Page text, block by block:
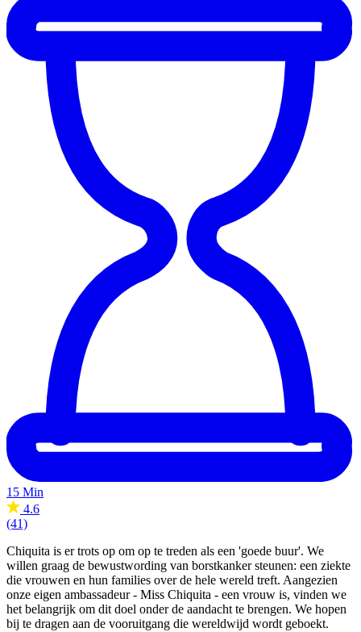
15 Min
4.6
(41)
Chiquita is er trots op om op te treden als een 'goede buur'. We
willen graag de bewustwording van borstkanker steunen: een ziekte
die vrouwen en hun families over de hele wereld treft. Aangezien
onze eigen ambassadeur - Miss Chiquita - een vrouw is, vinden we
het belangrijk om dit doel onder de aandacht te brengen. We hopen
bij te dragen aan de vooruitgang die wereldwijd wordt geboekt.